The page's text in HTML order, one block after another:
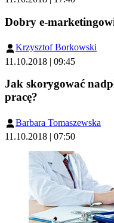
Dobry e-
Krzysztof Borkowski
11.10.2018 | 09:45
Jak skorygować
pracę?
Barbara Tomaszewska
11.10.2018 | 07:50